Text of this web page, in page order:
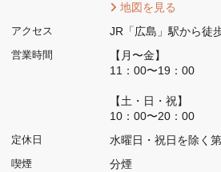
地図を見る
アクセス JR「広島」駅から徒
営業時間
【月〜金】
11：00〜19：00
【土・日・祝】
10：00〜20：00
定休日 水曜日・祝日を除く
喫煙
分煙